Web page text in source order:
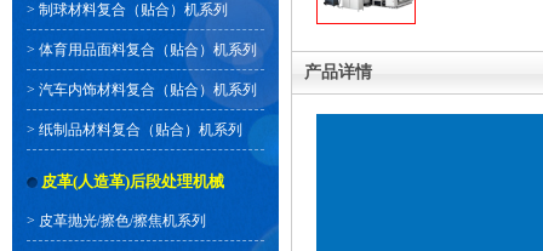
> 制球材料复合（贴合）机系列
> 体育用品面料复合（贴合）机系列
> 汽车内饰材料复合（贴合）机系列
> 纸制品材料复合（贴合）机系列
皮革(人造革)后段处理机械
> 皮革抛光/擦色/擦焦机系列
产品详情